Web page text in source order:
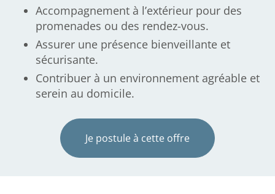
Accompagnement à l’extérieur pour des
promenades ou des rendez-vous.
Assurer une présence bienveillante et
sécurisante.
Contribuer à un environnement agréable et
serein au domicile.
Je postule à cette offre